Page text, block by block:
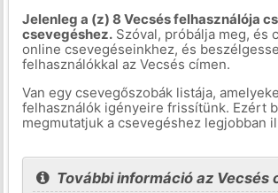
Jelenleg a (z) 8 Vecsés felhasználója
csevegéshez.Szóval, próbálja meg, és
online csevegéseinkhez, és
felhasználókkal az Vecsés címen.
Van egy csevegőszobák listája,
felhasználók igényeire frissítünk. Ezért
megmutatjuk a csevegéshez legjobban
További információ az Vecsés